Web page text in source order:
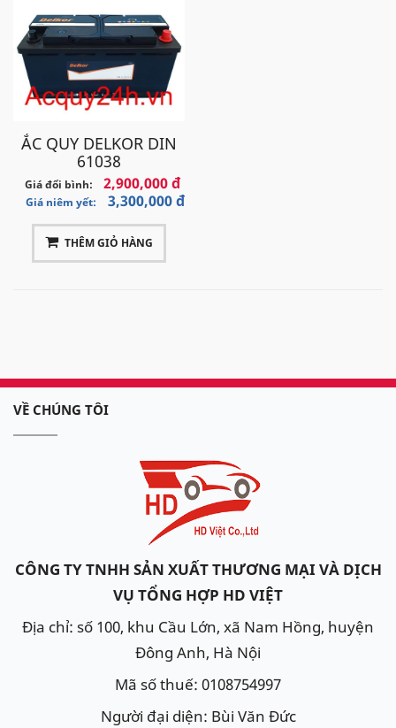
ẮC QUY DELKOR DIN
61038
Giá đổi bình: 2,900,000 đ
Giá niêm yết: 3,300,000 đ
THÊM GIỎ HÀNG
VỀ CHÚNG TÔI
CÔNG TY TNHH SẢN XUẤT THƯƠNG MẠI VÀ DỊCH
VỤ TỔNG HỢP HD VIỆT
Địa chỉ: số 100, khu Cầu Lớn, xã Nam Hồng, huyện
Đông Anh, Hà Nội
Mã số thuế: 0108754997
Người đại diện: Bùi Văn Đức